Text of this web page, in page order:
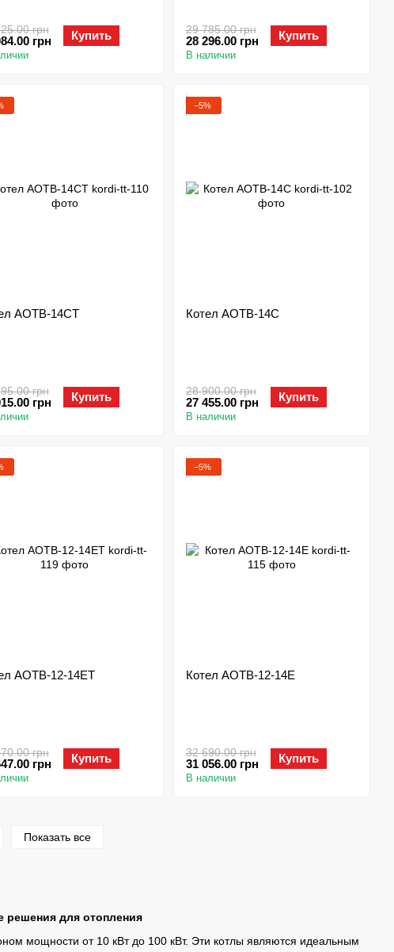
для отопления
мощности от 10 кВт до 100 кВт. Эти котлы являются идеальным
грн
грн Купить 29 785.00 грн
28 296.00 грн Купить
В наличии
АОТВ-14СТ
грн
грн Купить
−5%
Котел АОТВ-14С
28 900.00 грн
27 455.00 грн Купить
В наличии
АОТВ-12-14ЕТ
грн
грн Купить
−5%
Котел АОТВ-12-14Е
32 690.00 грн
31 056.00 грн Купить
В наличии
Показать все